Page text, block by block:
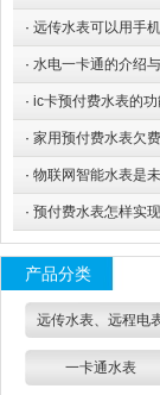
· 远传水表可以用手
· 水电一卡通的介绍
· ic卡预付费水表的功
· 家用预付费水表欠
· 物联网智能水表是
· 预付费水表怎样实
产品分类
远传水表、远程电
一卡通水表